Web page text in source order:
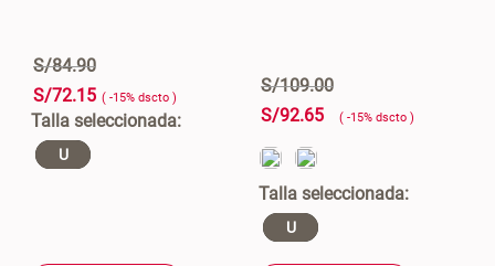
S/ 269.00 S/ 104.00 S/ 83.20
Set 2 Almohadas Hollow Almohada Microfibra
S/ 63.90
S/84.90
S/72.15 ( -15% dscto )
U
S/109.00
S/92.65 ( -15% dscto )
U